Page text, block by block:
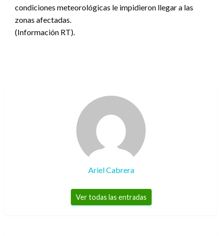
condiciones meteorológicas le impidieron llegar a las
zonas afectadas.
(Información RT).
Ariel Cabrera
Ver todas las entradas